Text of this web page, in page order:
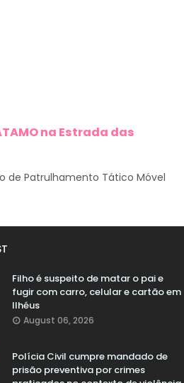
na Estrada das
de Patrulhamento Tático Móvel
Filho é suspeito de matar o pai e
fugir com carro, celular e cartão em
Ilhéus
August 06, 2026
Polícia Civil cumpre mandado de
prisão preventiva por crimes